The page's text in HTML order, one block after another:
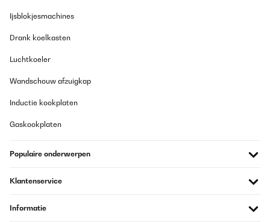
Ijsblokjesmachines
Drank koelkasten
Luchtkoeler
Wandschouw afzuigkap
Inductie kookplaten
Gaskookplaten
Populaire onderwerpen
Klantenservice
Informatie